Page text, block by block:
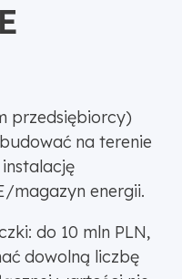
przedsiębiorcy)
na terenie
magazyn energii.
do 10 mln PLN,
dowolną liczbę